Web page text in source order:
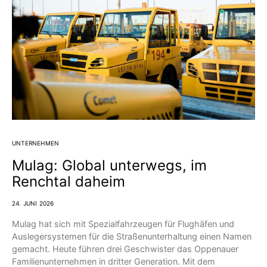
UNTERNEHMEN
Mulag: Global unterwegs, im
Renchtal daheim
24. JUNI 2026
Mulag hat sich mit Spezialfahrzeugen für Flughäfen und
Auslegersystemen für die Straßenunterhaltung einen Namen
gemacht. Heute führen drei Geschwister das Oppenauer
Familienunternehmen in dritter Generation. Mit dem